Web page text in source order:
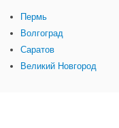
Пермь
Волгоград
Саратов
Великий Новгород